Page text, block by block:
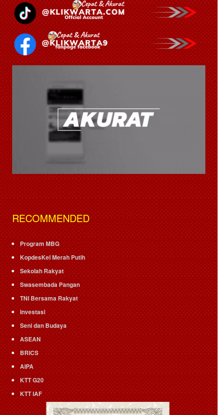
RECOMMENDED
Program MBG
KopdesKel Merah Putih
Sekolah Rakyat
Swasembada Pangan
TNI Bersama Rakyat
Investasi
Seni dan Budaya
ASEAN
BRICS
AIPA
KTT G20
KTT IAF